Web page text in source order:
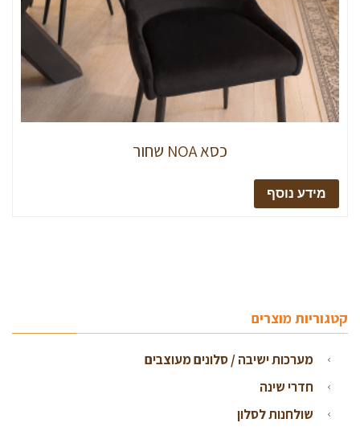
כסא NOA שחור
מידע נוסף
קטגוריות מוצרים
מערכות ישיבה / סלונים מעוצבים
חדרי שינה
שולחנות לסלון